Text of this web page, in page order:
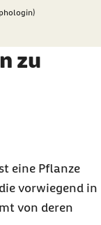
zu
eine Pflanze
vorwiegend in
von deren